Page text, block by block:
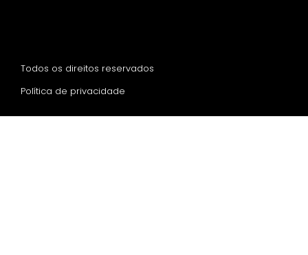
Todos os direitos reservados
Política de privacidade